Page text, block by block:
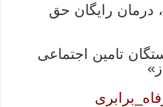
درمان رایگان حق
تامین اجتماعی